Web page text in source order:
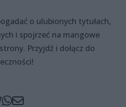
o ulubionych tytułach,
i spojrzeć na mangowe
Przyjdź i dołącz do